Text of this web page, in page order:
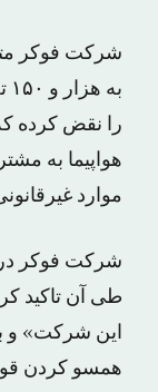
را نقض کرده
هواپیما به
موارد
شرکت فوکر
طی آن تاکید
این شرکت» و
همسو کردن